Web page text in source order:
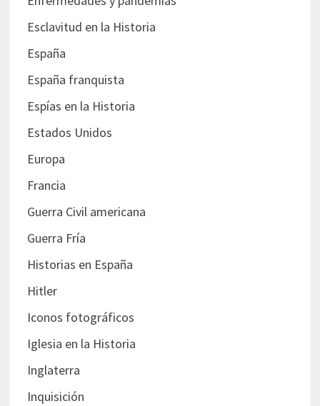
Esclavitud en la Historia
España
España franquista
Espías en la Historia
Estados Unidos
Europa
Francia
Guerra Civil americana
Guerra Fría
Historias en España
Hitler
Iconos fotográficos
Iglesia en la Historia
Inglaterra
Inquisición